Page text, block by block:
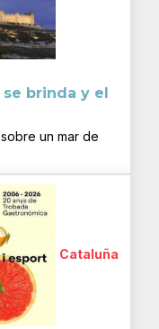
brinda y el
un mar de
Cataluña